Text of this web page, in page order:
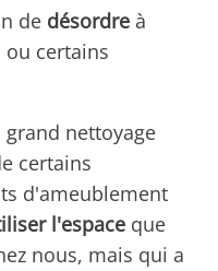
de désordre à
ou certains
nettoyage
certains
d'ameublement
l'espace que
nous, mais qui a